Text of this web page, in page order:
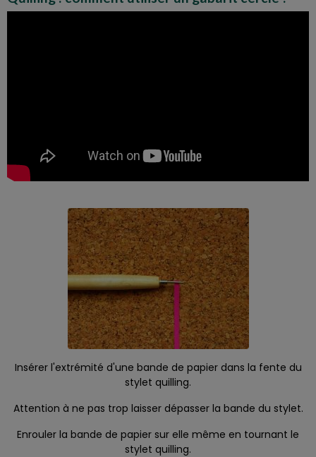
Insérer l'extrémité d'une bande de papier dans la fente du
stylet quilling.
Attention à ne pas trop laisser dépasser la bande du stylet.
Enrouler la bande de papier sur elle même en tournant le
stylet quilling.